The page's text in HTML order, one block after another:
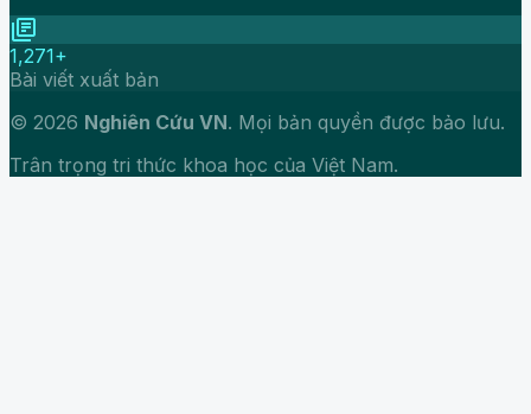
library_books
1,271+
Bài viết xuất bản
© 2026 Nghiên Cứu VN. Mọi bản quyền được bảo lưu.
Trân trọng tri thức khoa học của Việt Nam.